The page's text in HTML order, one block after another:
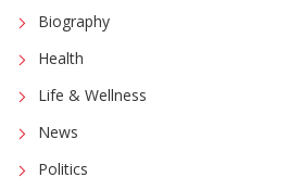
Biography
Health
Life & Wellness
News
Politics